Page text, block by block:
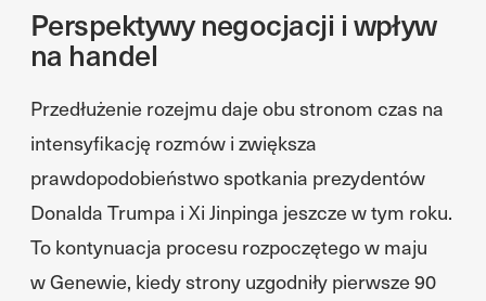
Perspektywy negocjacji i wpływ
na handel
Przedłużenie rozejmu daje obu stronom czas na
intensyfikację rozmów i zwiększa
prawdopodobieństwo spotkania prezydentów
Donalda Trumpa i Xi Jinpinga jeszcze w tym roku.
To kontynuacja procesu rozpoczętego w maju
w Genewie, kiedy strony uzgodniły pierwsze 90